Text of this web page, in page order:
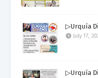
▷Urquía
July 17,
▷Urquía